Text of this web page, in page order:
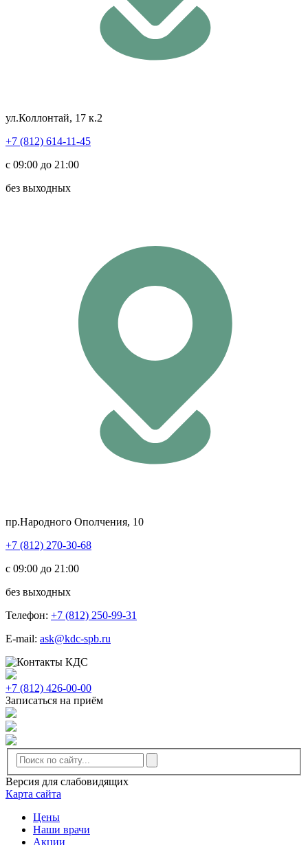
ул.Коллонтай, 17 к.2
+7 (812) 614-11-45
с 09:00 до 21:00
без выходных
пр.Народного Ополчения, 10
+7 (812) 270-30-68
с 09:00 до 21:00
без выходных
Телефон: +7 (812) 250-99-31
E-mail: ask@kdc-spb.ru
+7 (812) 426-00-00
Записаться на приём
Версия для слабовидящих
Карта сайта
Цены
Наши врачи
Акции